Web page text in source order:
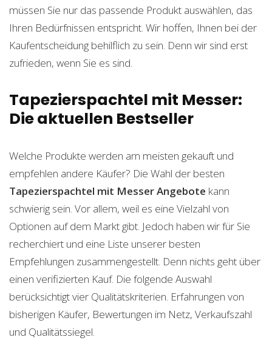
müssen Sie nur das passende Produkt auswählen, das
Ihren Bedürfnissen entspricht. Wir hoffen, Ihnen bei der
Kaufentscheidung behilflich zu sein. Denn wir sind erst
zufrieden, wenn Sie es sind.
Tapezierspachtel mit Messer:
Die aktuellen Bestseller
Welche Produkte werden am meisten gekauft und
empfehlen andere Käufer? Die Wahl der besten
Tapezierspachtel mit MesserAngebote kann
schwierig sein. Vor allem, weil es eine Vielzahl von
Optionen auf dem Markt gibt. Jedoch haben wir für Sie
recherchiert und eine Liste unserer besten
Empfehlungen zusammengestellt. Denn nichts geht über
einen verifizierten Kauf. Die folgende Auswahl
berücksichtigt vier Qualitätskriterien. Erfahrungen von
bisherigen Käufer, Bewertungen im Netz, Verkaufszahl
und Qualitätssiegel.